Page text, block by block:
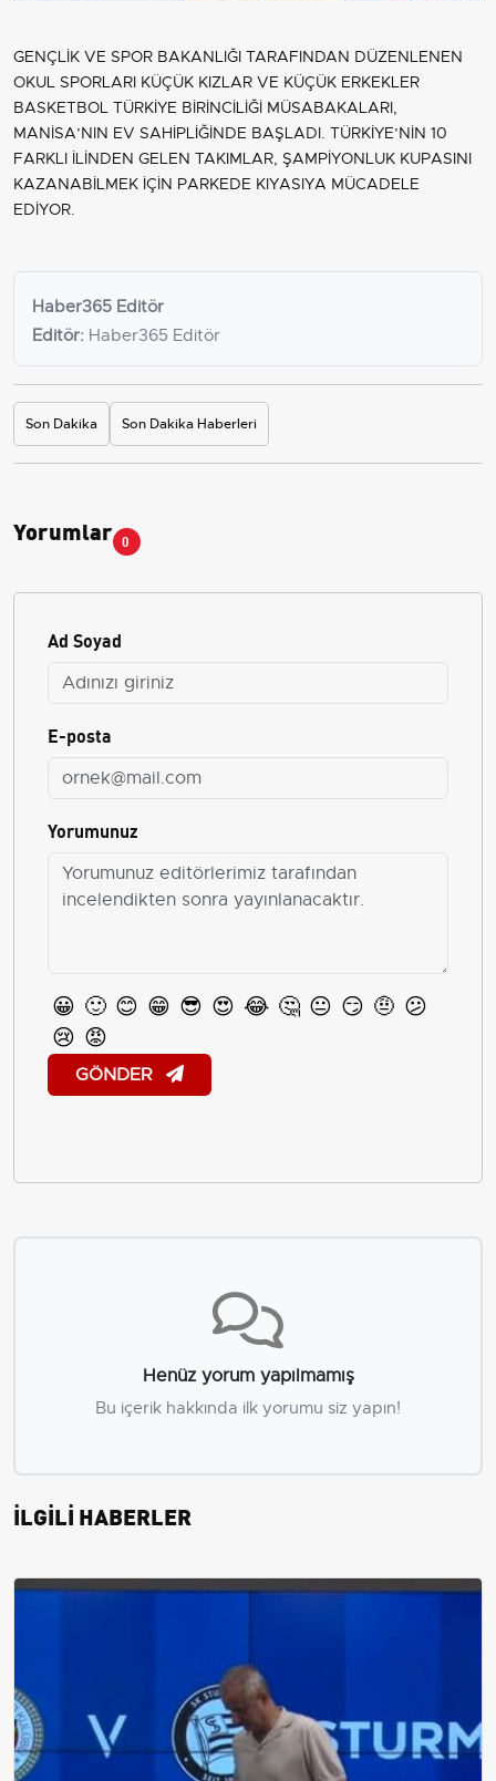
GENÇLİK VE SPOR BAKANLIĞI TARAFINDAN DÜZENLENEN
OKUL SPORLARI KÜÇÜK KIZLAR VE KÜÇÜK ERKEKLER
BASKETBOL TÜRKİYE BİRİNCİLİĞİ MÜSABAKALARI,
MANİSA’NIN EV SAHİPLİĞİNDE BAŞLADI. TÜRKİYE’NİN 10
FARKLI İLİNDEN GELEN TAKIMLAR, ŞAMPİYONLUK KUPASINI
KAZANABİLMEK İÇİN PARKEDE KIYASIYA MÜCADELE
EDİYOR.
Haber365 Editör
Editör: Haber365 Editör
Son Dakika Son Dakika Haberleri
Yorumlar 0
Ad Soyad
E-posta
Yorumunuz
😀 🙂 😊 😁 😎 😍 😂 🤔 😐 😏 🤨 😕
😢 😡
GÖNDER
Henüz yorum yapılmamış
Bu içerik hakkında ilk yorumu siz yapın!
İLGİLİ HABERLER